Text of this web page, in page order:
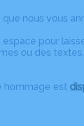
nous vous
pour
ou des
hommage est